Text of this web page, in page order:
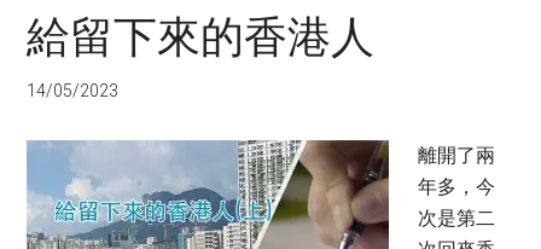
給留下來的香港人
14/05/2023
離開了兩
年多，今
次是第二